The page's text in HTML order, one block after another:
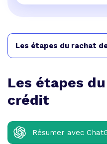
Les étapes
crédit
Résumer avec
Les étapes du rachat